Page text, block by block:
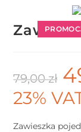
79,00zł
23%
Zawieszka